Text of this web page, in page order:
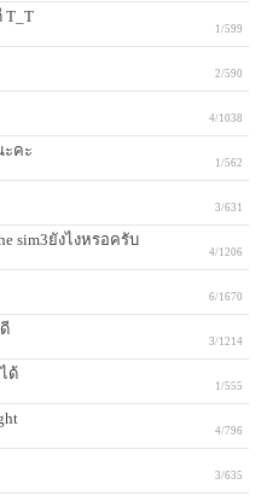
T_T
1/599
2/590
4/1038
ะคะ
1/562
3/631
sim3ยังไงหรอครับ
4/1206
6/1670
3/1214
ด้
1/555
4/796
3/635